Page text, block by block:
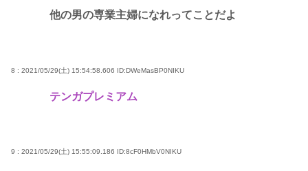
他の男の専業主婦になれってことだよ
8 : 2021/05/29(土) 15:54:58.606 ID:DWeMasBP0NIKU
テンガプレミアム
9 : 2021/05/29(土) 15:55:09.186 ID:8cF0HMbV0NIKU